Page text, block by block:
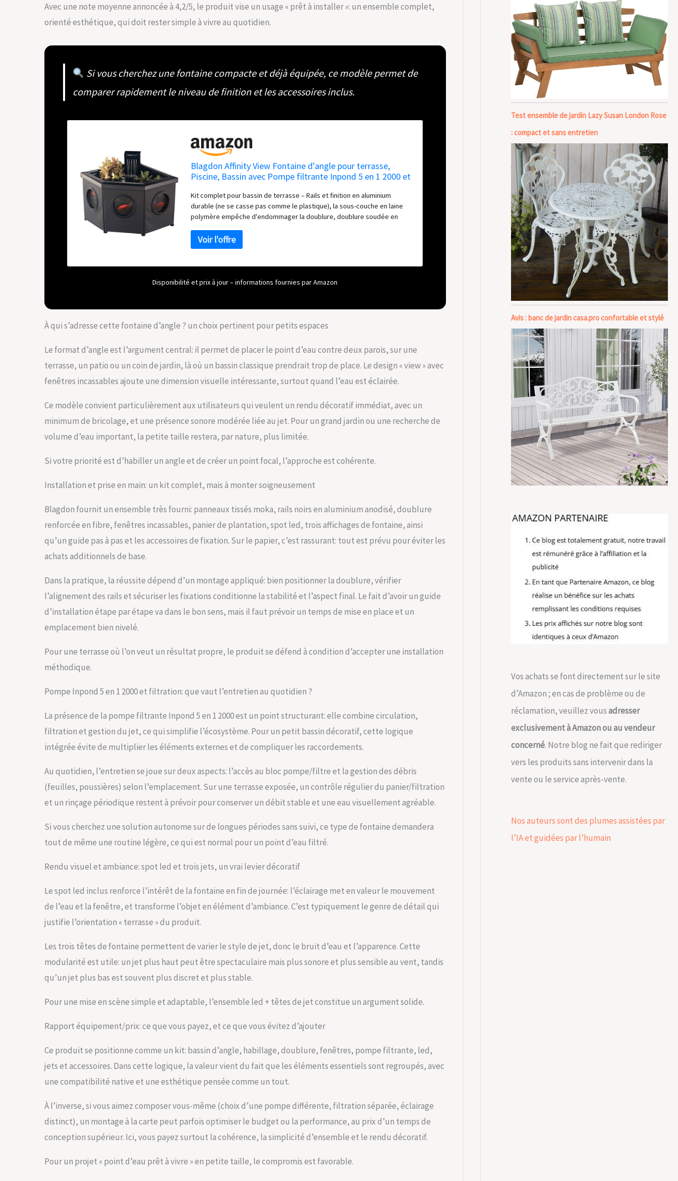
Avec une note moyenne annoncée à 4,2/5, le produit vise un usage « prêt à installer »: un ensemble complet,
orienté esthétique, qui doit rester simple à vivre au quotidien.
Si vous cherchez une fontaine compacte et déjà équipée, ce modèle permet de
comparer rapidement le niveau de finition et les accessoires inclus.
Blagdon Affinity View Fontaine d'angle pour terrasse,
Piscine, Bassin avec Pompe filtrante Inpond 5 en 1 2000 et
Plantation – Petite Taille
Kit complet pour bassin de terrasse – Rails et finition en aluminium
durable (ne se casse pas comme le plastique), la sous-couche en laine
polymère empêche d'endommager la doublure, doublure soudée en
fenêtres de visualisation incassables uniques, 3 têtes de fontaine
attrayantes, pompe de filtration, lumière LED et filtre inclus Élégante et
dans le kit afin que vous soyez opérationnel en quelques heures, la
une pompe, un filtre, un spot LED et 3 têtes de fontaine attrayantes –
Parfait pour garder votre eau claire et saine Dimensions assemblé : 35 cm
(H) x 60 cm (l) x 60 cm (P), capacité de la piscine 140 litres
Disponibilité et prix à jour – informations fournies par Amazon
À qui s’adresse cette fontaine d’angle ? un choix pertinent pour petits espaces
Le format d’angle est l’argument central: il permet de placer le point d’eau contre deux parois, sur une
terrasse, un patio ou un coin de jardin, là où un bassin classique prendrait trop de place. Le design « view » avec
fenêtres incassables ajoute une dimension visuelle intéressante, surtout quand l’eau est éclairée.
Ce modèle convient particulièrement aux utilisateurs qui veulent un rendu décoratif immédiat, avec un
minimum de bricolage, et une présence sonore modérée liée au jet. Pour un grand jardin ou une recherche de
volume d’eau important, la petite taille restera, par nature, plus limitée.
Si votre priorité est d’habiller un angle et de créer un point focal, l’approche est cohérente.
Installation et prise en main: un kit complet, mais à monter soigneusement
Blagdon fournit un ensemble très fourni: panneaux tissés moka, rails noirs en aluminium anodisé, doublure
renforcée en fibre, fenêtres incassables, panier de plantation, spot led, trois affichages de fontaine, ainsi
qu’un guide pas à pas et les accessoires de fixation. Sur le papier, c’est rassurant: tout est prévu pour éviter les
achats additionnels de base.
Dans la pratique, la réussite dépend d’un montage appliqué: bien positionner la doublure, vérifier
l’alignement des rails et sécuriser les fixations conditionne la stabilité et l’aspect final. Le fait d’avoir un guide
d’installation étape par étape va dans le bon sens, mais il faut prévoir un temps de mise en place et un
emplacement bien nivelé.
Pour une terrasse où l’on veut un résultat propre, le produit se défend à condition d’accepter une installation
méthodique.
Pompe Inpond 5 en 1 2000 et filtration: que vaut l’entretien au quotidien ?
La présence de la pompe filtrante Inpond 5 en 1 2000 est un point structurant: elle combine circulation,
filtration et gestion du jet, ce qui simplifie l’écosystème. Pour un petit bassin décoratif, cette logique
intégrée évite de multiplier les éléments externes et de compliquer les raccordements.
Au quotidien, l’entretien se joue sur deux aspects: l’accès au bloc pompe/filtre et la gestion des débris
(feuilles, poussières) selon l’emplacement. Sur une terrasse exposée, un contrôle régulier du panier/filtration
et un rinçage périodique restent à prévoir pour conserver un débit stable et une eau visuellement agréable.
Si vous cherchez une solution autonome sur de longues périodes sans suivi, ce type de fontaine demandera
tout de même une routine légère, ce qui est normal pour un point d’eau filtré.
Rendu visuel et ambiance: spot led et trois jets, un vrai levier décoratif
Le spot led inclus renforce l’intérêt de la fontaine en fin de journée: l’éclairage met en valeur le mouvement
de l’eau et la fenêtre, et transforme l’objet en élément d’ambiance. C’est typiquement le genre de détail qui
justifie l’orientation « terrasse » du produit.
Les trois têtes de fontaine permettent de varier le style de jet, donc le bruit d’eau et l’apparence. Cette
modularité est utile: un jet plus haut peut être spectaculaire mais plus sonore et plus sensible au vent, tandis
qu’un jet plus bas est souvent plus discret et plus stable.
Pour une mise en scène simple et adaptable, l’ensemble led + têtes de jet constitue un argument solide.
Rapport équipement/prix: ce que vous payez, et ce que vous évitez d’ajouter
Ce produit se positionne comme un kit: bassin d’angle, habillage, doublure, fenêtres, pompe filtrante, led,
jets et accessoires. Dans cette logique, la valeur vient du fait que les éléments essentiels sont regroupés, avec
une compatibilité native et une esthétique pensée comme un tout.
À l’inverse, si vous aimez composer vous-même (choix d’une pompe différente, filtration séparée, éclairage
distinct), un montage à la carte peut parfois optimiser le budget ou la performance, au prix d’un temps de
conception supérieur. Ici, vous payez surtout la cohérence, la simplicité d’ensemble et le rendu décoratif.
Pour un projet « point d’eau prêt à vivre » en petite taille, le compromis est favorable.
Test ensemble de jardin Lazy Susan London Rose
: compact et sans entretien
Avis : banc de jardin casa.pro confortable et stylé
Vos achats se font directement sur le site
d’Amazon ; en cas de problème ou de
réclamation, veuillez vousadresser
exclusivement à Amazon ou au vendeur
concerné. Notre blog ne fait que rediriger
vers les produits sans intervenir dans la
vente ou le service après-vente.
Nos auteurs sont des plumes assistées par
l’IA et guidées par l’humain